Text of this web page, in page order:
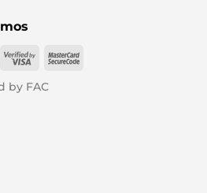
Visa
MasterCard
by FAC